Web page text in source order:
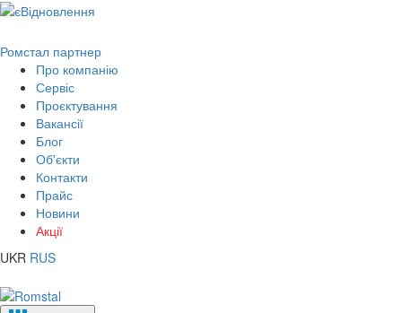
Ромстал партнер
Про компанію
Сервіс
Проєктування
Вакансії
Блог
Об'єкти
Контакти
Прайс
Новини
Акції
UKR RUS